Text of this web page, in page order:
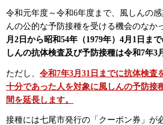
令和元年度～令和6年度まで、風しんの
んの公的な予防接種を受ける機会のなか
月2日から昭和54年（1979年）4月1日ま
しんの抗体検査及び予防接種は令和7年3
ただし、 令和7年3月31日までに抗体検査
十分であった人を対象に風しんの予防接
間を延長しま す。
接種には七尾市発行の「クーポン券」が